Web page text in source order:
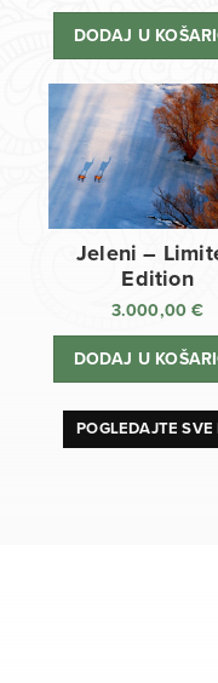
DODAJ U
Jeleni –
Edition
3.000,00€
DODAJ U
POGLEDAJTE